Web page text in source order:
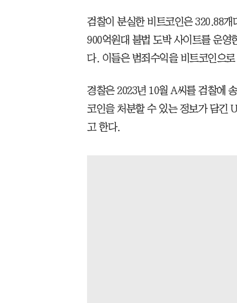
검찰이 분실한 비트코인은 320.88
900억원대 불법 도박 사이트를 운영
다. 이들은 범죄수익을 비트코인으
경찰은 2023년 10월 A씨를 검찰에
코인을 처분할 수 있는 정보가 담긴
고 한다.